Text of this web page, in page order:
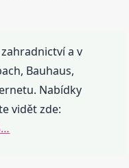
a v
Bauhaus,
Nabídky
vidět zde: